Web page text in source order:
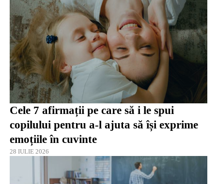
Cele 7 afirmații pe care să i le spui
copilului pentru a-l ajuta să își exprime
emoțiile în cuvinte
28 IULIE 2026